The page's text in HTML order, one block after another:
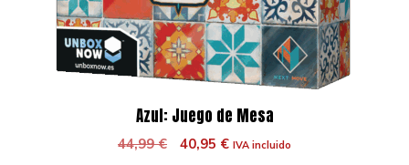
Azul: Juego de Mesa
44,99€
El
40,95 €ElIVA incluido